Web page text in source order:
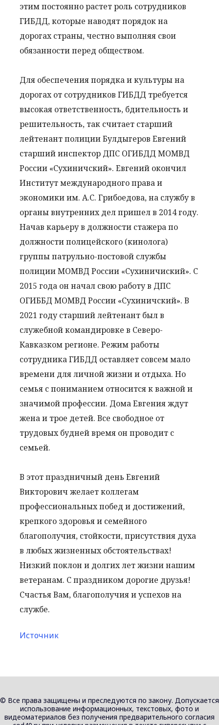
этим постоянно растет роль сотрудников
ГИБДД, которые наводят порядок на
дорогах страны, честно выполняя свои
обязанности перед обществом.
Для обеспечения порядка и культуры на
дорогах от сотрудников ГИБДД требуется
высокая ответственность, бдительность и
решительность, так считает старший
лейтенант полиции Булдыгеров Евгений
старший инспектор ДПС ОГИБДД МОМВД
России «Сухиничский». Евгений окончил
Институт международного права и
экономики им. А.С. Грибоедова, на службу в
органы внутренних дел пришел в 2014 году.
Начав карьеру в должности стажера по
должности полицейского (кинолога)
группы патрульно-постовой службы
полиции МОМВД России «Сухиничиский». С
2015 года он начал свою работу в ДПС
ОГИББД МОМВД России «Сухиничский». В
2021 году старший лейтенант был в
служебной командировке в Северо-
Кавказком регионе. Режим работы
сотрудника ГИБДД оставляет совсем мало
времени для личной жизни и отдыха. Но
семья с пониманием относится к важной и
значимой профессии. Дома Евгения ждут
жена и трое детей. Все свободное от
трудовых будней время он проводит с
семьей.
В этот праздничный день Евгений
Викторович желает коллегам
профессиональных побед и достижений,
крепкого здоровья и семейного
благополучия, стойкости, присутствия духа
в любых жизненных обстоятельствах!
Низкий поклон и долгих лет жизни нашим
ветеранам. С праздником дорогие друзья!
Счастья Вам, благополучия и успехов на
службе.
Источник
© Все права защищены и преследуются по закону. Допускается
использование информационных, текстовых, фото и
видеоматериалов без получения предварительного согласия